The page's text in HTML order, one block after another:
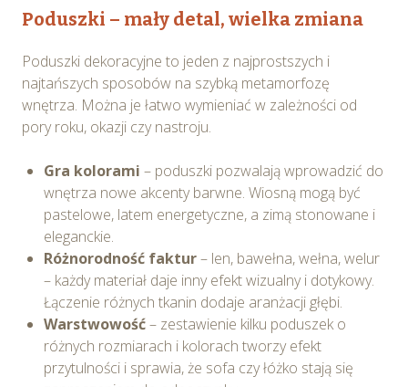
również przetwarzane przez Partnerów Spravia Sp. z
o.o. W związku z powyższym użytkownik ma prawo do
dostępu do swoich danych osobowych, ich sprostowania,
usunięcia, ograniczenia przetwarzania, wniesienia
sprzeciwu wobec przetwarzania, a także prawo do
wniesienia skargi do Prezesa Urzędu Ochrony Danych
Osobowych. Szczegółowe informacje o plikach cookie
wykorzystywanych w Serwisie oraz inne informacje
dotyczące prywatności związane z korzystaniem z
Serwisu dostępne są w
Polityce prywatności – pliki
cookie
Wybierając opcję „Zgadzam się” wyrażasz zgodę na
wykorzystywanie w Serwisie wszystkich plików
cookie przez Spravia Sp. z o.o. oraz jej Partnerów we
wskazanych powyżej celach.
Wyrażenie zgody jest
dobrowolne. Możesz wycofać zgodę i dokonać zmiany
ustawień dotyczących plików cookie w każdej chwili za
Poduszki – mały detal, wielka zmiana
Poduszki dekoracyjne to jeden z najprostszych i
najtańszych sposobów na szybką metamorfozę
wnętrza. Można je łatwo wymieniać w zależności od
pory roku, okazji czy nastroju.
Gra kolorami – poduszki pozwalają wprowadzić do
wnętrza nowe akcenty barwne. Wiosną mogą być
pastelowe, latem energetyczne, a zimą stonowane i
eleganckie.
Różnorodność faktur– len, bawełna, wełna, welur
– każdy materiał daje inny efekt wizualny i dotykowy.
Łączenie różnych tkanin dodaje aranżacji głębi.
Warstwowość– zestawienie kilku poduszek o
różnych rozmiarach i kolorach tworzy efekt
przytulności i sprawia, że sofa czy łóżko stają się